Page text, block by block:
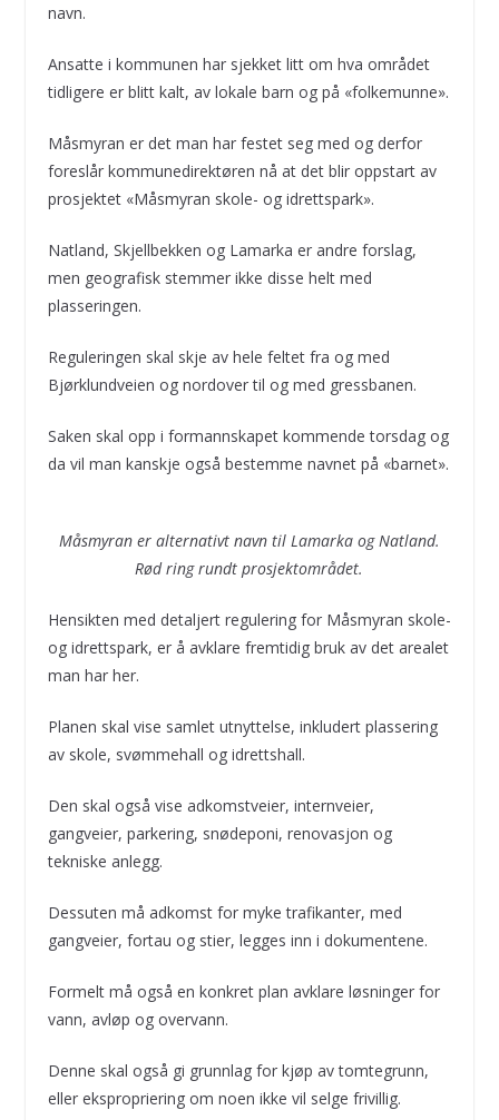
navn.
Ansatte i kommunen har sjekket litt om hva området
tidligere er blitt kalt, av lokale barn og på «folkemunne».
Måsmyran er det man har festet seg med og derfor
foreslår kommunedirektøren nå at det blir oppstart av
prosjektet «Måsmyran skole- og idrettspark».
Natland, Skjellbekken og Lamarka er andre forslag,
men geografisk stemmer ikke disse helt med
plasseringen.
Reguleringen skal skje av hele feltet fra og med
Bjørklundveien og nordover til og med gressbanen.
Saken skal opp i formannskapet kommende torsdag og
da vil man kanskje også bestemme navnet på «barnet».
Måsmyran er alternativt navn til Lamarka og Natland.
Rød ring rundt prosjektområdet.
Hensikten med detaljert regulering for Måsmyran skole-
og idrettspark, er å avklare fremtidig bruk av det arealet
man har her.
Planen skal vise samlet utnyttelse, inkludert plassering
av skole, svømmehall og idrettshall.
Den skal også vise adkomstveier, internveier,
gangveier, parkering, snødeponi, renovasjon og
tekniske anlegg.
Dessuten må adkomst for myke trafikanter, med
gangveier, fortau og stier, legges inn i dokumentene.
Formelt må også en konkret plan avklare løsninger for
vann, avløp og overvann.
Denne skal også gi grunnlag for kjøp av tomtegrunn,
eller ekspropriering om noen ikke vil selge frivillig.